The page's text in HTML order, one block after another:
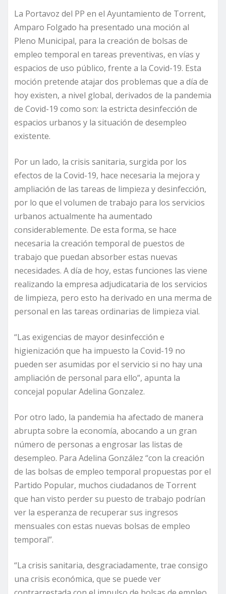
La Portavoz del PP en el Ayuntamiento de Torrent,
Amparo Folgado ha presentado una moción al
Pleno Municipal, para la creación de bolsas de
empleo temporal en tareas preventivas, en vías y
espacios de uso público, frente a la Covid-19. Esta
moción pretende atajar dos problemas que a día de
hoy existen, a nivel global, derivados de la pandemia
de Covid-19 como son: la estricta desinfección de
espacios urbanos y la situación de desempleo
existente.
Por un lado, la crisis sanitaria, surgida por los
efectos de la Covid-19, hace necesaria la mejora y
ampliación de las tareas de limpieza y desinfección,
por lo que el volumen de trabajo para los servicios
urbanos actualmente ha aumentado
considerablemente. De esta forma, se hace
necesaria la creación temporal de puestos de
trabajo que puedan absorber estas nuevas
necesidades. A día de hoy, estas funciones las viene
realizando la empresa adjudicataria de los servicios
de limpieza, pero esto ha derivado en una merma de
personal en las tareas ordinarias de limpieza vial.
“Las exigencias de mayor desinfección e
higienización que ha impuesto la Covid-19 no
pueden ser asumidas por el servicio si no hay una
ampliación de personal para ello”, apunta la
concejal popular Adelina Gonzalez.
Por otro lado, la pandemia ha afectado de manera
abrupta sobre la economía, abocando a un gran
número de personas a engrosar las listas de
desempleo. Para Adelina González “con la creación
de las bolsas de empleo temporal propuestas por el
Partido Popular, muchos ciudadanos de Torrent
que han visto perder su puesto de trabajo podrían
ver la esperanza de recuperar sus ingresos
mensuales con estas nuevas bolsas de empleo
temporal”.
“La crisis sanitaria, desgraciadamente, trae consigo
una crisis económica, que se puede ver